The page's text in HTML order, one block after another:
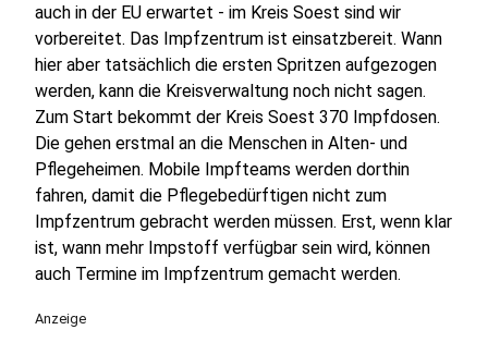
auch in der EU erwartet - im Kreis Soest sind wir
vorbereitet. Das Impfzentrum ist einsatzbereit. Wann
hier aber tatsächlich die ersten Spritzen aufgezogen
werden, kann die Kreisverwaltung noch nicht sagen.
Zum Start bekommt der Kreis Soest 370 Impfdosen.
Die gehen erstmal an die Menschen in Alten- und
Pflegeheimen. Mobile Impfteams werden dorthin
fahren, damit die Pflegebedürftigen nicht zum
Impfzentrum gebracht werden müssen. Erst, wenn klar
ist, wann mehr Impstoff verfügbar sein wird, können
auch Termine im Impfzentrum gemacht werden.
Anzeige